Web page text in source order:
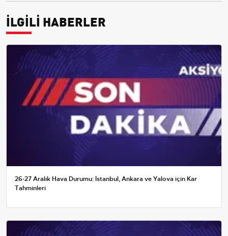
İLGİLİ HABERLER
26-27 Aralık Hava Durumu: İstanbul, Ankara ve Yalova için Kar
Tahminleri